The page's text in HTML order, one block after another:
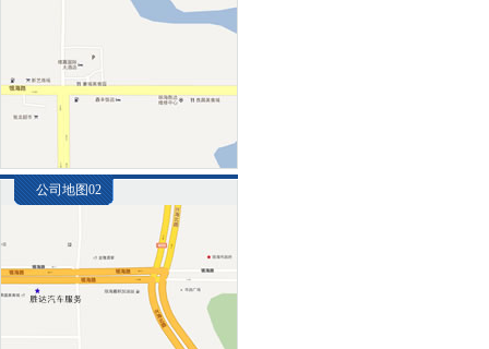
公司地图02